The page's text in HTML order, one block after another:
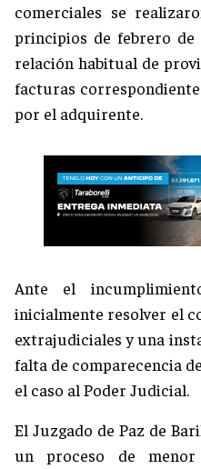
comerciales se
principios de febrero
relación habitual de
facturas
por el adquirente.
Ante el
inicialmente resolver el
extrajudiciales y una
falta de comparecencia
el caso al Poder Judicial.
El Juzgado de Paz de
un proceso de menor